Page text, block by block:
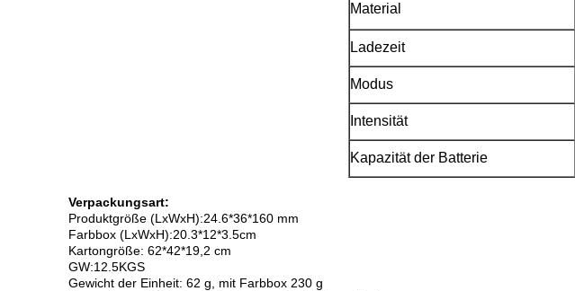
Material
Ladezeit
Modus
Intensität
Kapazität der Batterie
Verpackungsart:
Produktgröße (LxWxH):24.6*36*160 mm
Farbbox (LxWxH):20.3*12*3.5cm
Kartongröße: 62*42*19,2 cm
GW:12.5KGS
Gewicht der Einheit: 62 g, mit Farbbox 230 g